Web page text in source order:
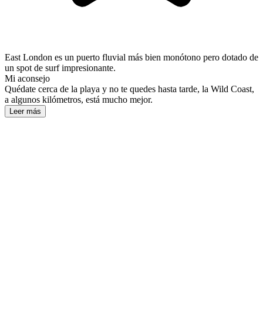
East London es un puerto fluvial más bien monótono pero dotado de
un spot de surf impresionante.
Mi aconsejo
Quédate cerca de la playa y no te quedes hasta tarde, la Wild Coast,
a algunos kilómetros, está mucho mejor.
Leer más